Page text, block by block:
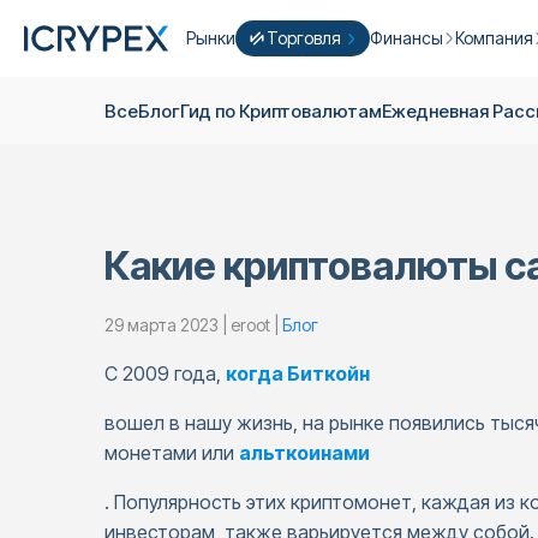
Рынки
Торговля
PRO Торговля
Финансы Компания
Контакты
ВсеБлогГид по КриптовалютамЕжедневная
Какие криптовалюты
29 марта 2023 | eroot | Блог
С 2009 года, когда Биткойн
вошел в нашу жизнь, на рынке появились
монетами или альткоинами
. Популярность этих криптомонет, каждая из
инвесторам, также варьируется между